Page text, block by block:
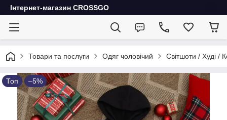
Інтернет-магазин CROSSGO
Товари та послуги Одяг чоловічий Світшоти / Худі /
Топ –5%